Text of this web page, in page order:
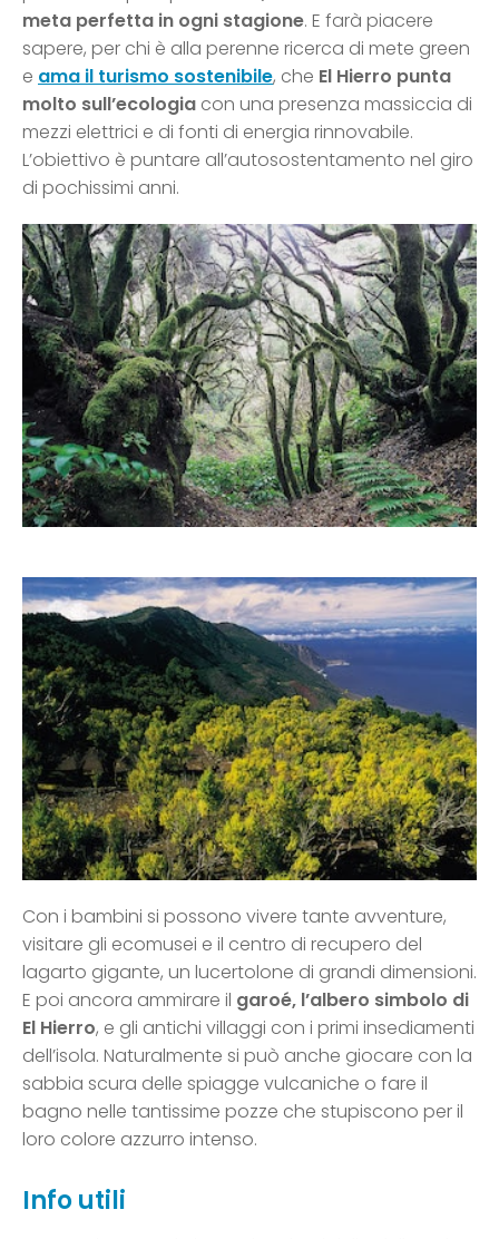
meta perfetta in ogni stagione. E farà piacere
sapere, per chi è alla perenne ricerca di mete green
e ama il turismo sostenibile, che El Hierro punta
molto sull’ecologia con una presenza massiccia di
mezzi elettrici e di fonti di energia rinnovabile.
L’obiettivo è puntare all’autosostentamento nel giro
di pochissimi anni.
Con i bambini si possono vivere tante avventure,
visitare gli ecomusei e il centro di recupero del
lagarto gigante, un lucertolone di grandi dimensioni.
E poi ancora ammirare il garoé, l’albero simbolo di
El Hierro, e gli antichi villaggi con i primi insediamenti
dell’isola. Naturalmente si può anche giocare con la
sabbia scura delle spiagge vulcaniche o fare il
bagno nelle tantissime pozze che stupiscono per il
loro colore azzurro intenso.
Info utili